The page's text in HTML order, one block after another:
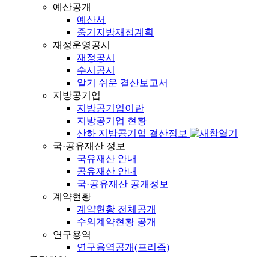
예산공개
예산서
중기지방재정계획
재정운영공시
재정공시
수시공시
알기 쉬운 결산보고서
지방공기업
지방공기업이란
지방공기업 현황
산하 지방공기업 결산정보
국·공유재산 정보
국유재산 안내
공유재산 안내
국·공유재산 공개정보
계약현황
계약현황 전체공개
수의계약현황 공개
연구용역
연구용역공개(프리즘)